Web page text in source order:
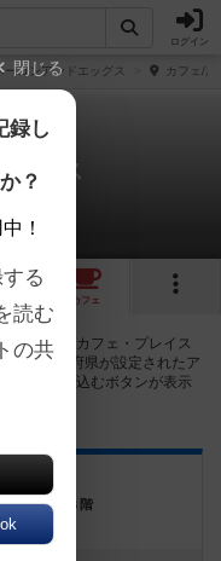
ログイン
ーコンアンドエッグス カフェ/店
ッグス
供中
カフェ
ドゲームカフェ・プレイス
ルの都道府県が設定されたア
舗に絞り込むボタンが表示
ル店
イルビル８階
閉じる
録し
？
！
る
読む
の共